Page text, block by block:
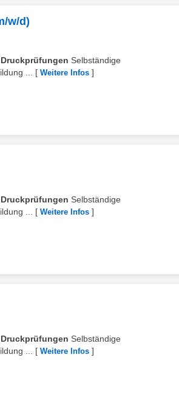
w/d)
Druckprüfungen Selbständige
...
[ Weitere Infos ]
Druckprüfungen Selbständige
...
[ Weitere Infos ]
Druckprüfungen Selbständige
...
[ Weitere Infos ]